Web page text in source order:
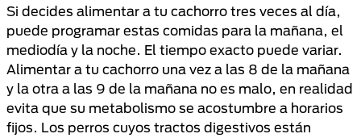
Si decides alimentar a tu cachorro tres veces al día,
puede programar estas comidas para la mañana, el
mediodía y la noche. El tiempo exacto puede variar.
Alimentar a tu cachorro una vez a las 8 de la mañana
y la otra a las 9 de la mañana no es malo, en realidad
evita que su metabolismo se acostumbre a horarios
fijos. Los perros cuyos tractos digestivos están